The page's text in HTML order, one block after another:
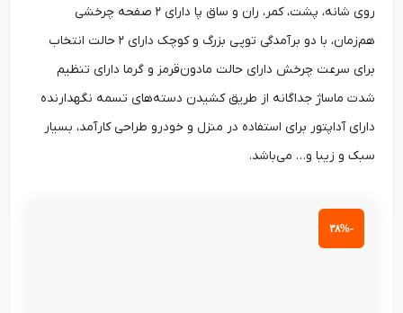
روی شانه، پشت، کمر، ران و ساق پا دارای ۲ صفحه چرخشی
هم‌زمان، با دو برآمدگی توپی بزرگ و کوچک دارای ۲ حالت انتخاب
برای سرعت چرخش دارای حالت مادون‌قرمز و گرما دارای تنظیم
شدت ماساژ جداگانه از طریق کشیدن دسته‌های تسمه نگهدارنده
دارای آداپتور برای استفاده در منزل و خودرو طراحی کارآمد، بسیار
سبک و زیبا و… می‌باشد.